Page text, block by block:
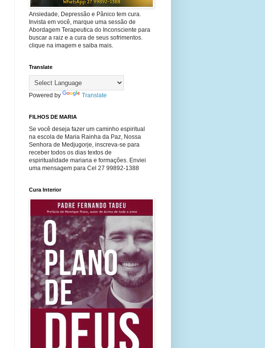
Ansiedade, Depressão e Pânico tem cura.
Invista em você, marque uma sessão de
Abordagem Terapeutica do Inconsciente para
buscar a raiz e a cura de seus sofrimentos.
clique na imagem e saiba mais.
Translate
Powered by Translate
FILHOS DE MARIA
Se você deseja fazer um caminho espiritual
na escola de Maria Rainha da Paz, Nossa
Senhora de Medjugorje, inscreva-se para
receber todos os dias textos de
espiritualidade mariana e formações. Enviei
uma mensagem para Cel 27 99892-1388
Cura Interior